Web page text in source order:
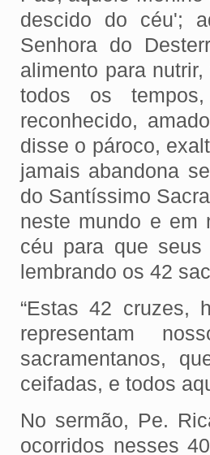
descido do céu';
Senhora do
alimento para
todos os
reconhecido,
disse o pároco,
jamais abandona
do Santíssimo
neste mundo e em
céu para que seus
lembrando os 42
“Estas 42 cruzes,
representam
sacramentanos,
ceifadas, e todos
No sermão, Pe.
ocorridos nesses